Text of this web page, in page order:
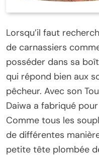
Lorsqu’il faut
de carnassiers
posséder dans sa
qui répond bien aux
pêcheur. Avec son
Daiwa a fabriqué
Comme tous les
de différentes
petite tête plombée